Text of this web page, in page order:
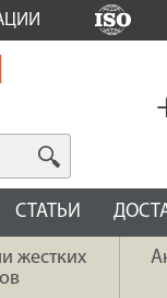
СТАТЬИ
жестких